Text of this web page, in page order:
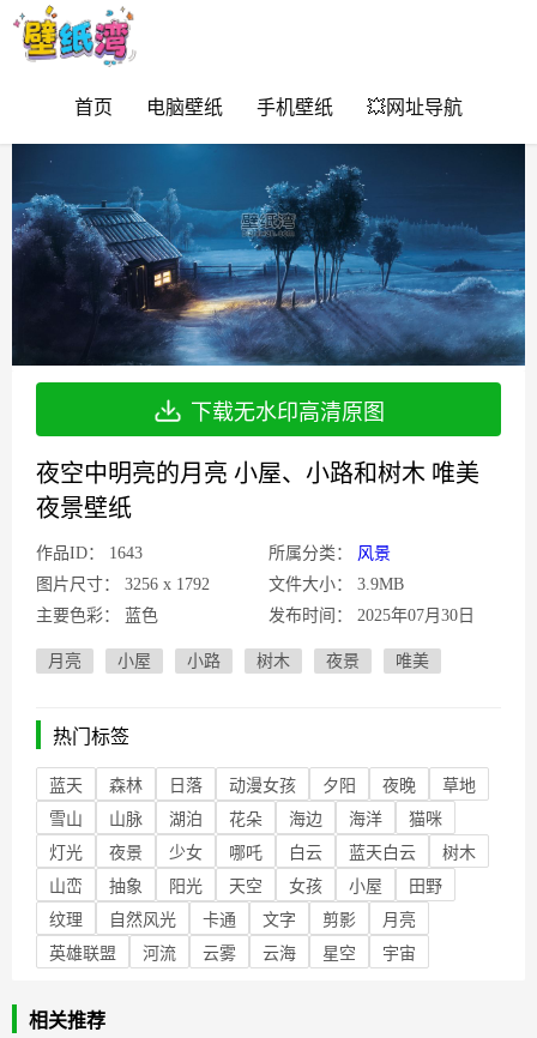
首页 电脑壁纸 手机壁纸 💥网址导航
下载无水印高清原图
夜空中明亮的月亮 小屋、小路和树木 唯美
夜景壁纸
作品ID： 1643 所属分类：
风景
图片尺寸：
3256 x 1792 文件大小：
3.9MB
主要色彩：
蓝色 发布时间： 2025年07月30日
月亮 小屋 小路 树木 夜景 唯美
热门标签
蓝天 森林 日落 动漫女孩 夕阳 夜晚
草地
雪山
山脉 湖泊 花朵 海边 海洋
猫咪
灯光
夜景 少女 哪吒 白云 蓝天白云
树木
山峦
抽象 阳光 天空 女孩 小屋
田野
纹理
自然风光 卡通 文字 剪影
月亮
英雄联盟
河流 云雾 云海 星空 宇宙
相关推荐